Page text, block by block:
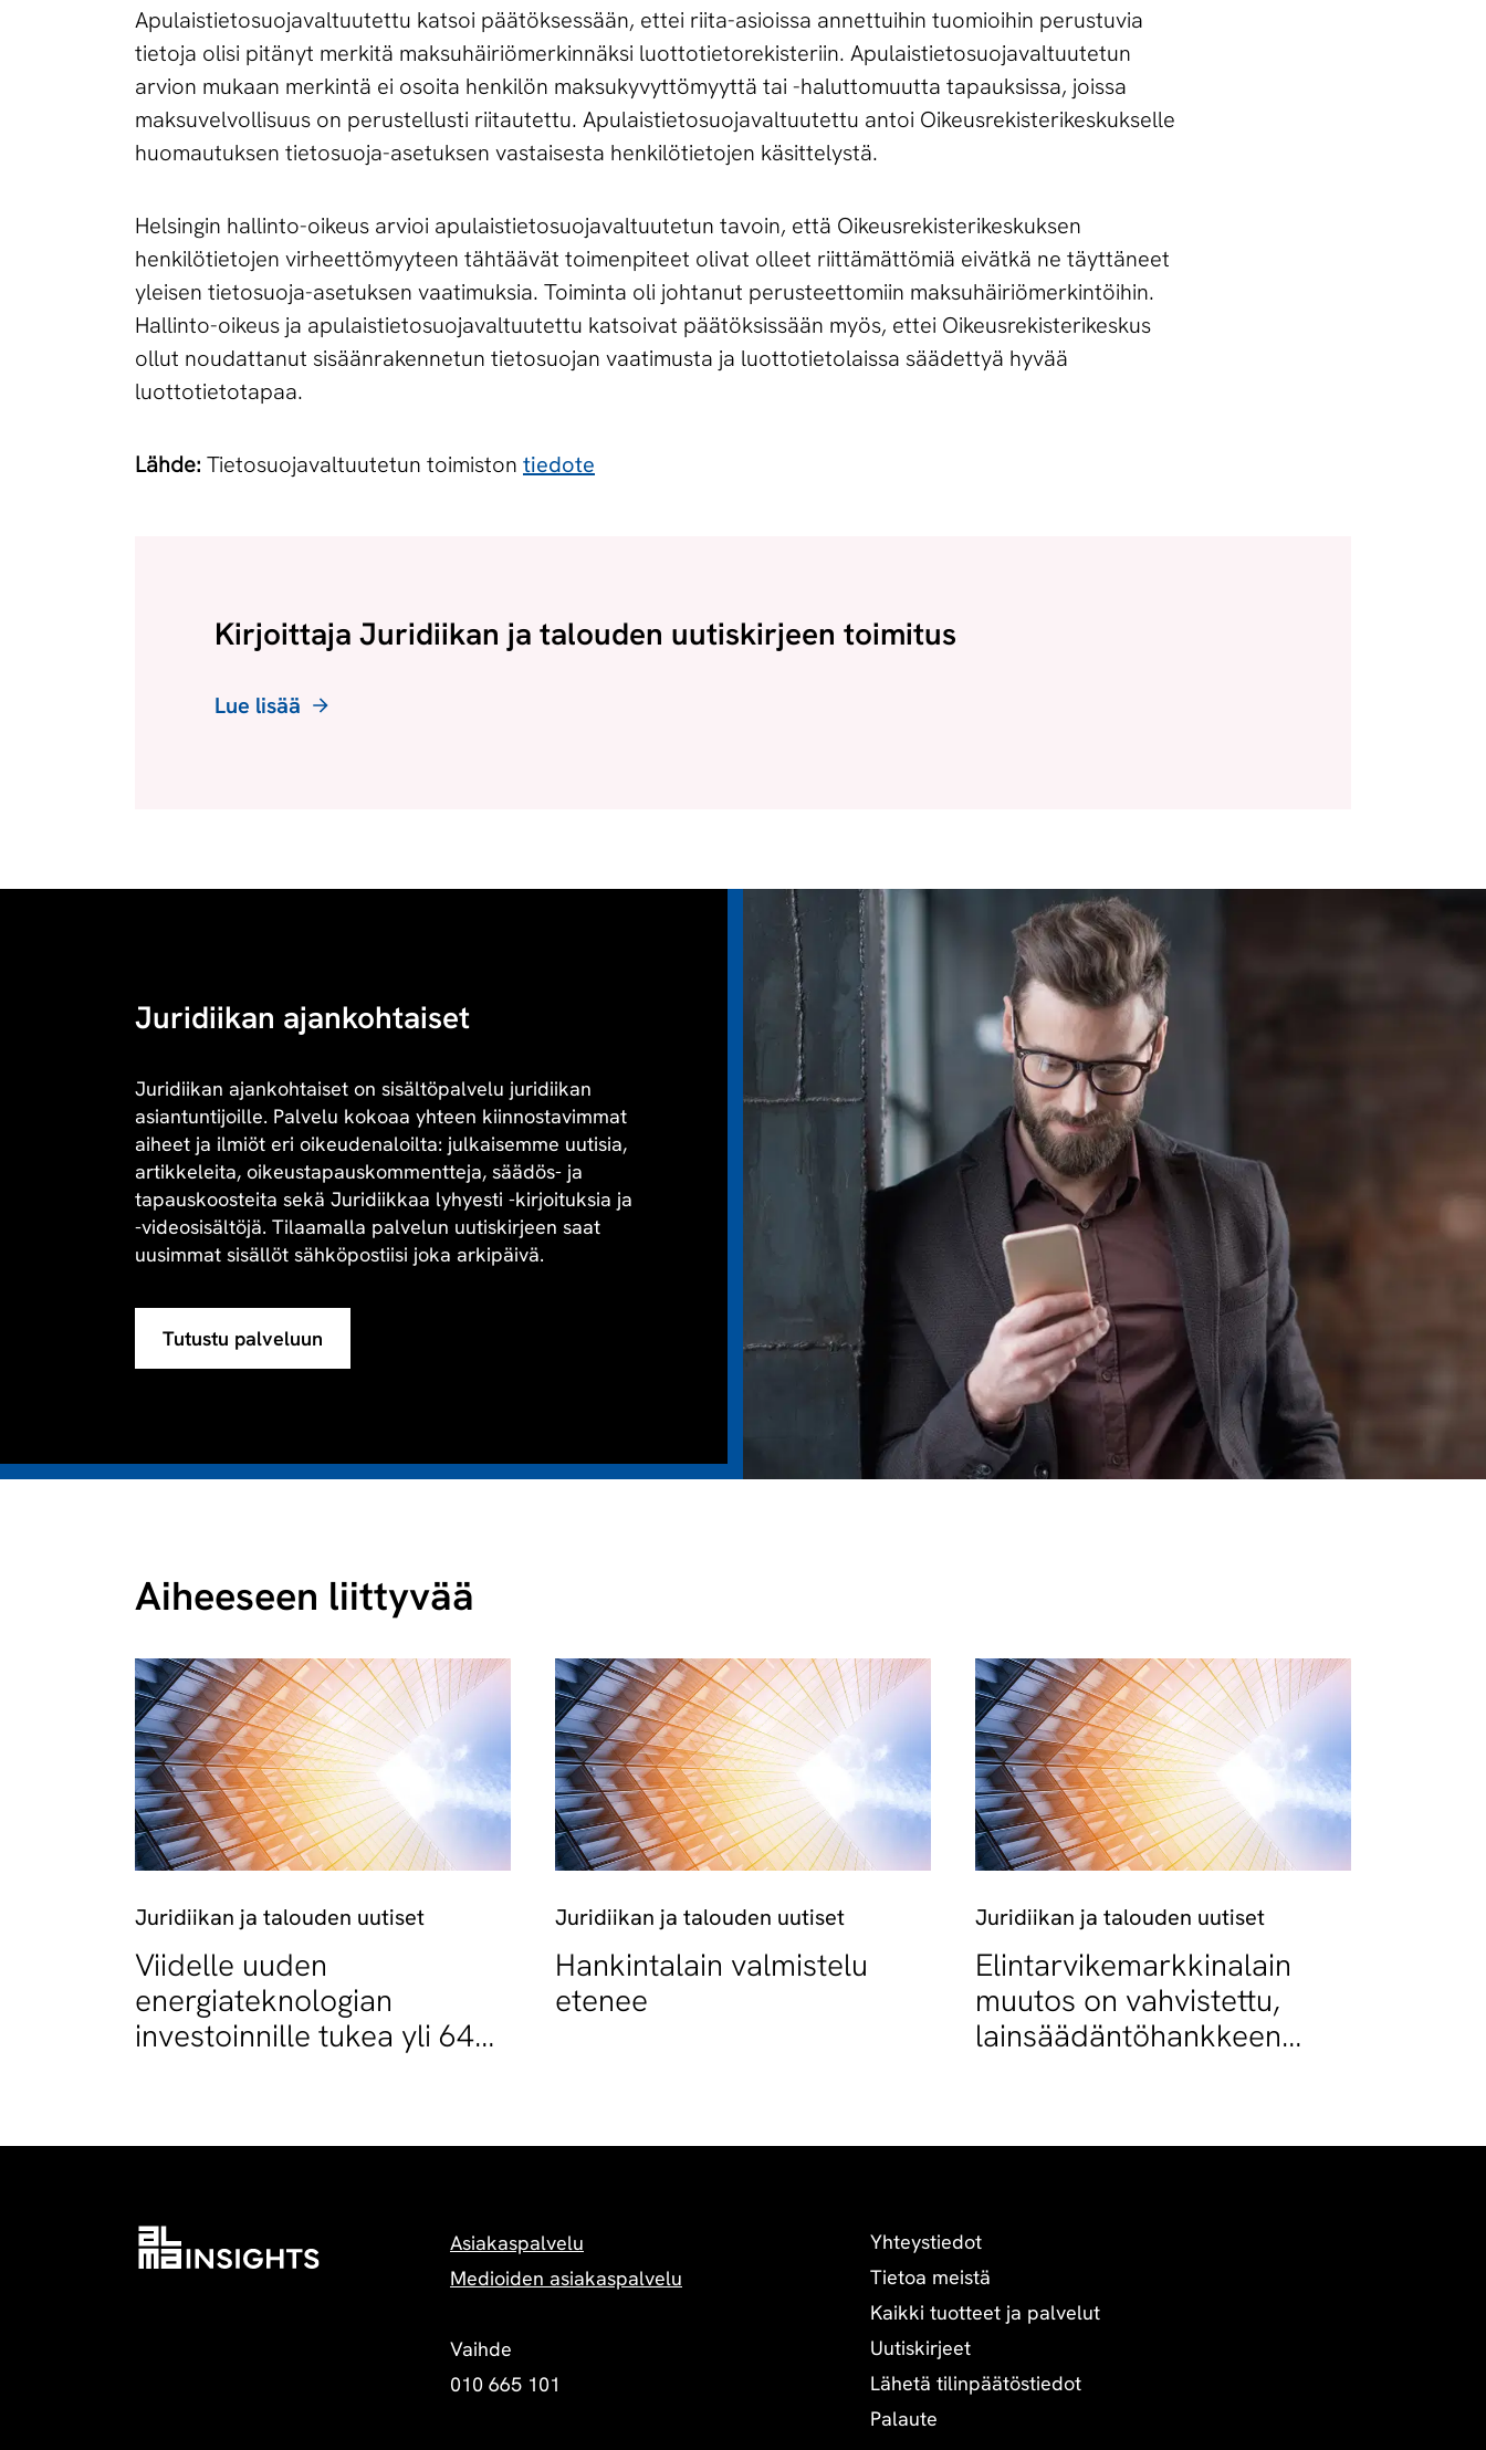
Apulaistietosuojavaltuutettu katsoi päätöksessään, ettei riita-asioissa annettuihin tuomioihin perustuvia
tietoja olisi pitänyt merkitä maksuhäiriömerkinnäksi luottotietorekisteriin. Apulaistietosuojavaltuutetun
arvion mukaan merkintä ei osoita henkilön maksukyvyttömyyttä tai -haluttomuutta tapauksissa, joissa
maksuvelvollisuus on perustellusti riitautettu. Apulaistietosuojavaltuutettu antoi Oikeusrekisterikeskukselle
huomautuksen tietosuoja-asetuksen vastaisesta henkilötietojen käsittelystä.
Helsingin hallinto-oikeus arvioi apulaistietosuojavaltuutetun tavoin, että Oikeusrekisterikeskuksen
henkilötietojen virheettömyyteen tähtäävät toimenpiteet olivat olleet riittämättömiä eivätkä ne täyttäneet
yleisen tietosuoja-asetuksen vaatimuksia. Toiminta oli johtanut perusteettomiin maksuhäiriömerkintöihin.
Hallinto-oikeus ja apulaistietosuojavaltuutettu katsoivat päätöksissään myös, ettei Oikeusrekisterikeskus
ollut noudattanut sisäänrakennetun tietosuojan vaatimusta ja luottotietolaissa säädettyä hyvää
luottotietotapaa.
Lähde: Tietosuojavaltuutetun toimiston tiedote
Kirjoittaja Juridiikan ja talouden uutiskirjeen toimitus
Lue lisää
Juridiikan ajankohtaiset
Juridiikan ajankohtaiset on sisältöpalvelu juridiikan
asiantuntijoille. Palvelu kokoaa yhteen kiinnostavimmat
aiheet ja ilmiöt eri oikeudenaloilta: julkaisemme uutisia,
artikkeleita, oikeustapauskommentteja, säädös- ja
tapauskoosteita sekä Juridiikkaa lyhyesti -kirjoituksia ja
-videosisältöjä. Tilaamalla palvelun uutiskirjeen saat
uusimmat sisällöt sähköpostiisi joka arkipäivä.
Tutustu palveluun
Aiheeseen liittyvää
Juridiikan ja talouden uutiset
Viidelle uuden
energiateknologian
investoinnille tukea yli 64
Juridiikan ja talouden uutiset
Hankintalain valmistelu
etenee
Juridiikan ja talouden uutiset
Elintarvikemarkkinalain
muutos on vahvistettu,
lainsäädäntöhankkeen
Asiakaspalvelu
Medioiden asiakaspalvelu
Vaihde
010 665 101
Yhteystiedot
Tietoa meistä
Kaikki tuotteet ja palvelut
Uutiskirjeet
Lähetä tilinpäätöstiedot
Palaute